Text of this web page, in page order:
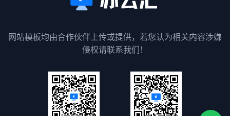
网站模板均由合作伙伴上传或提供，若您认为相关内容涉嫌
侵权请联系我们！